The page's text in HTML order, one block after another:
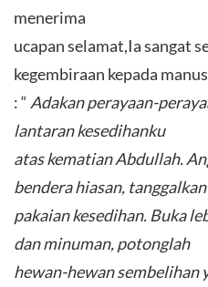
menerima
ucapan selamat,Ia sangat
kegembiraan kepada
: “ Adakan perayaan-
lantaran kesedihanku
atas kematian Abdullah.
bendera hiasan, tanggalkan
pakaian kesedihan. Buka
dan minuman, potonglah
hewan-hewan sembelihan